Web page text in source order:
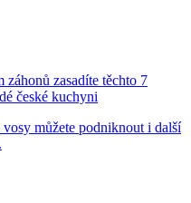
zasadíte těchto 7
české kuchyni
můžete podniknout i další